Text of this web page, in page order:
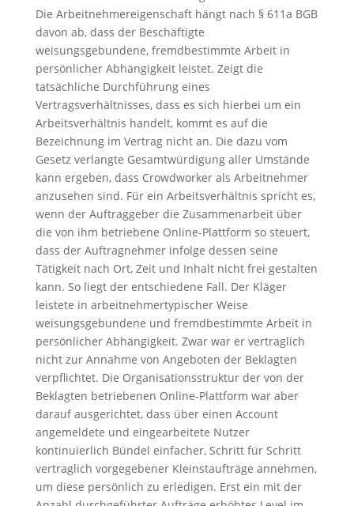
Die Arbeitnehmereigenschaft hängt nach § 611a BGB
davon ab, dass der Beschäftigte
weisungsgebundene, fremdbestimmte Arbeit in
persönlicher Abhängigkeit leistet. Zeigt die
tatsächliche Durchführung eines
Vertragsverhältnisses, dass es sich hierbei um ein
Arbeitsverhältnis handelt, kommt es auf die
Bezeichnung im Vertrag nicht an. Die dazu vom
Gesetz verlangte Gesamtwürdigung aller Umstände
kann ergeben, dass Crowdworker als Arbeitnehmer
anzusehen sind. Für ein Arbeitsverhältnis spricht es,
wenn der Auftraggeber die Zusammenarbeit über
die von ihm betriebene Online-Plattform so steuert,
dass der Auftragnehmer infolge dessen seine
Tätigkeit nach Ort, Zeit und Inhalt nicht frei gestalten
kann. So liegt der entschiedene Fall. Der Kläger
leistete in arbeitnehmertypischer Weise
weisungsgebundene und fremdbestimmte Arbeit in
persönlicher Abhängigkeit. Zwar war er vertraglich
nicht zur Annahme von Angeboten der Beklagten
verpflichtet. Die Organisationsstruktur der von der
Beklagten betriebenen Online-Plattform war aber
darauf ausgerichtet, dass über einen Account
angemeldete und eingearbeitete Nutzer
kontinuierlich Bündel einfacher, Schritt für Schritt
vertraglich vorgegebener Kleinstaufträge annehmen,
um diese persönlich zu erledigen. Erst ein mit der